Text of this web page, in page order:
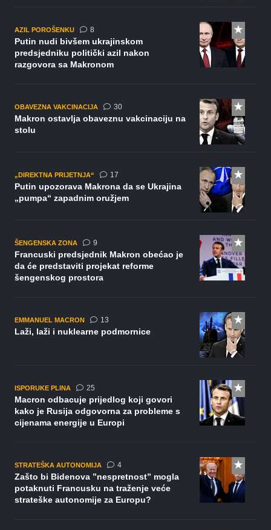
AZIL POROŠENKU 8komentara
Putin nudi bivšem ukrajinskom
predsjedniku politički azil nakon
razgovora sa Makronom
OBAVEZNA VAKCINACIJA 30komentara
Makron ostavlja obaveznu vakcinaciju na
stolu
„DIREKTNA PRIJETNJA“ 17komentara
Putin upozorava Makrona da se Ukrajina
„pumpa“ zapadnim oružjem
ŠENGENSKA ZONA 9komentara
Francuski predsjednik Makron obećao je
da će predstaviti projekat reforme
šengenskog prostora
EMMANUEL MACRON 13komentara
Laži, laži i nuklearne podmornice
ISPORUKE PLINA 25komentara
Macron odbacuje prijedlog koji govori
kako je Rusija odgovorna za probleme s
cijenama energije u Europi
STRATEŠKA AUTONOMIJA 4komentara
Zašto bi Bidenova ”nespretnost” mogla
potaknuti Francusku na traženje veće
strateške autonomije za Europu?